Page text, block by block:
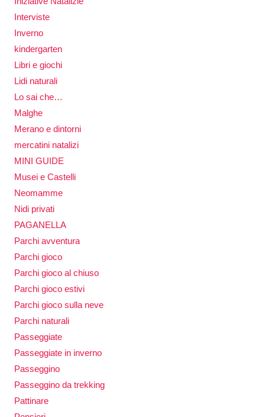
Interviste
Inverno
kindergarten
Libri e giochi
Lidi naturali
Lo sai che…
Malghe
Merano e dintorni
mercatini natalizi
MINI GUIDE
Musei e Castelli
Neomamme
Nidi privati
PAGANELLA
Parchi avventura
Parchi gioco
Parchi gioco al chiuso
Parchi gioco estivi
Parchi gioco sulla neve
Parchi naturali
Passeggiate
Passeggiate in inverno
Passeggino
Passeggino da trekking
Pattinare